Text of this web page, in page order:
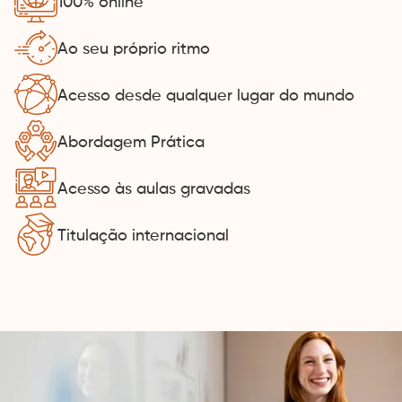
Ao seu próprio ritmo
Acesso desde qualquer lugar do mundo
Abordagem Prática
Acesso às aulas gravadas
Titulação internacional